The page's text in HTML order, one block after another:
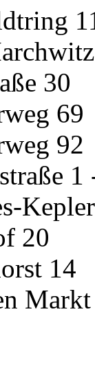
30
69
92
1
20
14